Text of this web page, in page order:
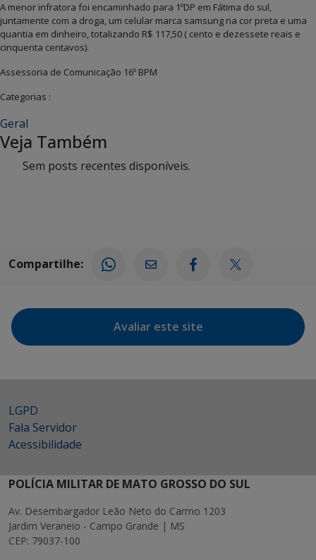
A menor infratora foi encaminhado para 1ºDP em Fátima do sul,
juntamente com a droga, um celular marca samsung na cor preta e uma
quantia em dinheiro, totalizando R$ 117,50 ( cento e dezessete reais e
cinquenta centavos).
Assessoria de Comunicação 16º BPM
Categorias :
Geral
Veja Também
Sem posts recentes disponíveis.
Compartilhe:
Avaliar este site
LGPD
Fala Servidor
Acessibilidade
POLÍCIA MILITAR DE MATO GROSSO DO SUL
Av. Desembargador Leão Neto do Carmo 1203
Jardim Veraneio - Campo Grande | MS
CEP: 79037-100